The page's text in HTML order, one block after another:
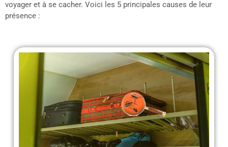
voyager et à se cacher. Voici les 5 principales causes de leur
présence :